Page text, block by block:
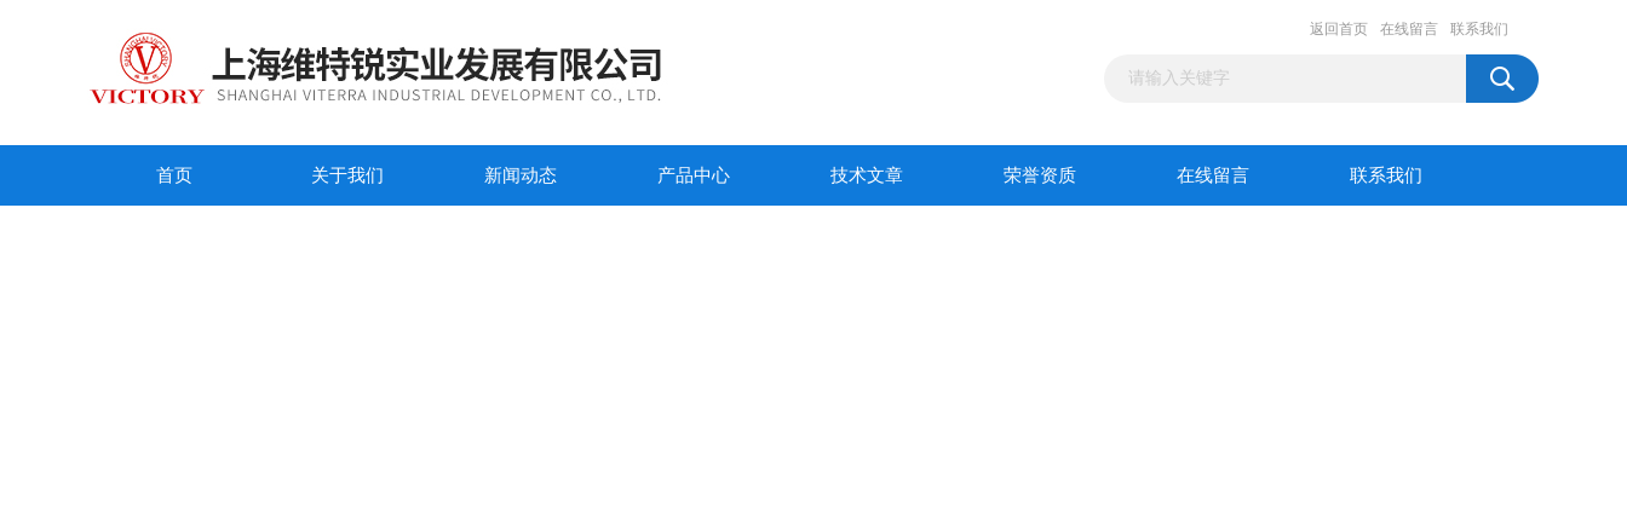
返回首页 在线留言 联系我们
首页 关于我们 新闻动态 产品中心 技术文章 荣誉资质 在线留言 联系我们